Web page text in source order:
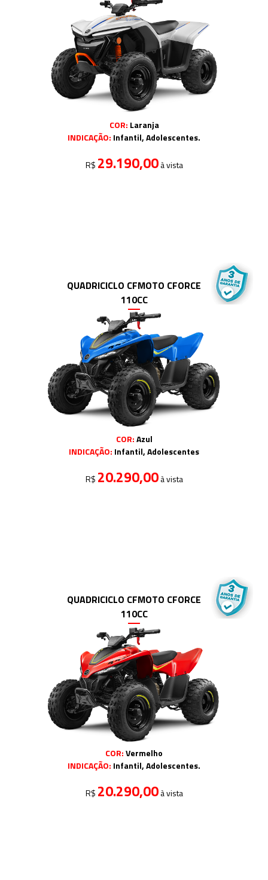
COR: Laranja
INDICAÇÃO: Infantil, Adolescentes.
R$ 29.190,00à vista
QUADRICICLO CFMOTO CFORCE
110CC
COR:Azul
INDICAÇÃO: Infantil, Adolescentes
R$ 20.290,00à vista
QUADRICICLO CFMOTO CFORCE
110CC
COR:Vermelho
INDICAÇÃO: Infantil, Adolescentes.
R$ 20.290,00à vista